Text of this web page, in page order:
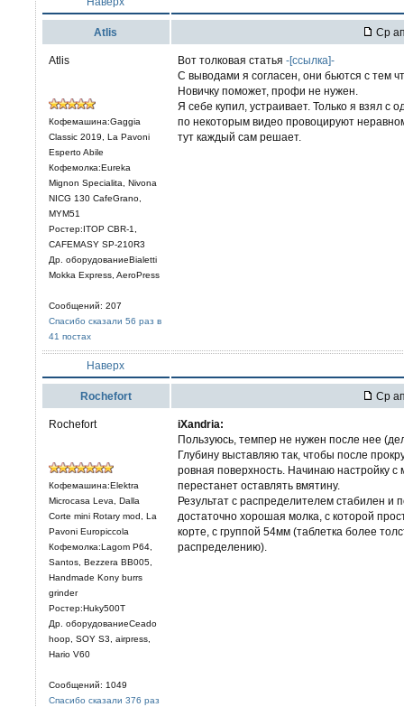
Atlis Ср
Atlis
Кофемашина:Gaggia
Classic 2019, La Pavoni
Esperto Abile
Кофемолка:Eureka
Mignon Specialita, Nivona
NICG 130 CafeGrano,
MYM51
Ростер:ITOP CBR-1,
CAFEMASY SP-210R3
Др. оборудованиеBialetti
Mokka Express, AeroPress
Сообщений: 207
Спасибо сказали 56 раз в
41 постах
Вот толковая статья -[ссылка]-
С выводами я согласен, они бьются с тем
Новичку поможет, профи не нужен.
Я себе купил, устраивает. Только я взял с
по некоторым видео провоцируют
тут каждый сам решает.
Наверх
Rochefort Ср
Rochefort
Кофемашина:Elektra
Microcasa Leva, Dalla
Corte mini Rotary mod, La
Pavoni Europiccola
Кофемолка:Lagom P64,
Santos, Bezzera BB005,
Handmade Kony burrs
grinder
Ростер:Huky500T
Др. оборудованиеCeado
hoop, SOY S3, airpress,
Hario V60
Сообщений: 1049
Спасибо сказали 376 раз
iXandria:
Пользуюсь, темпер не нужен после нее
Глубину выставляю так, чтобы после
ровная поверхность. Начинаю настройку
перестанет оставлять вмятину.
Результат с распределителем стабилен
достаточно хорошая молка, с которой
корте, с группой 54мм (таблетка более
распределению).